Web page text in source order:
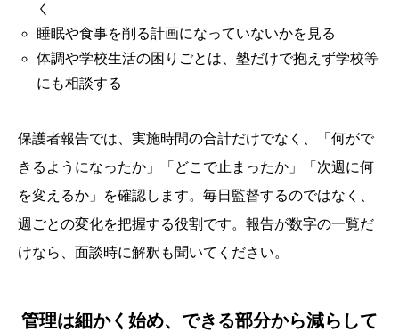
く
睡眠や食事を削る計画になっていないかを見る
体調や学校生活の困りごとは、塾だけで抱えず学校等
にも相談する
保護者報告では、実施時間の合計だけでなく、「何がで
きるようになったか」「どこで止まったか」「次週に何
を変えるか」を確認します。毎日監督するのではなく、
週ごとの変化を把握する役割です。報告が数字の一覧だ
けなら、面談時に解釈も聞いてください。
管理は細かく始め、できる部分から減らして